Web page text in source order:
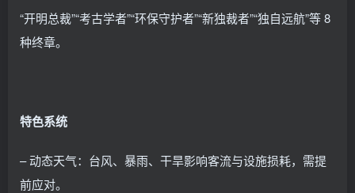
“开明总裁”“考古学者”“环保守护者”“新独裁者”“独自远航”等 8
种终章。
特色系统
– 动态天气：台风、暴雨、干旱影响客流与设施损耗，需提
前应对。